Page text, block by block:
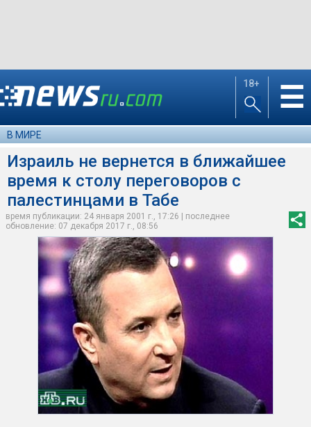
18+ ☰
В МИРЕ
Израиль не вернется в ближайшее
время к столу переговоров с
палестинцами в Табе
время публикации: 24 января 2001 г., 17:26 | последнее
обновление: 07 декабря 2017 г., 08:56